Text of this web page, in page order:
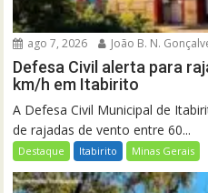
ago 7, 2026 João B. N.
Defesa Civil alerta para
km/h em Itabirito
A Defesa Civil Municipal de
de rajadas de vento entre 60...
Destaque Itabirito Minas Gerais